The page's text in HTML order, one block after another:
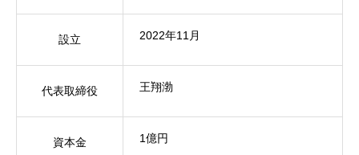
設立 2022年11月
代表取締役 王翔渤
資本金 1億円